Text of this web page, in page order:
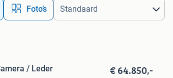
Foto’s
/ Leder € 64.850,-